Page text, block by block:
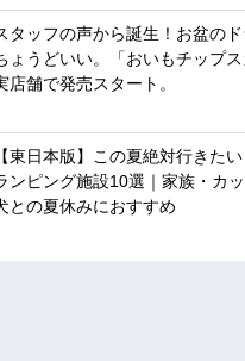
タッフの声から誕生！お盆のド
ょうどいい。「おいもチップ
店舗で発売スタート。
【東日本版】この夏絶対行きた
ンピング施設10選｜家族・カ
との夏休みにおすすめ